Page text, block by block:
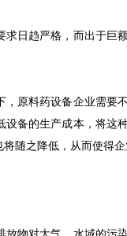
趋严格，而出于巨
料药设备企业需要
备的生产成本，将这
随之降低，从而使得